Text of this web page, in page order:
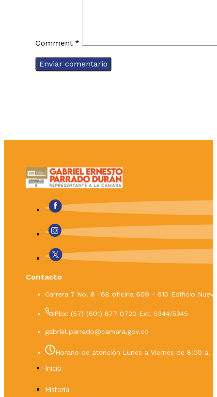
Comment *
Contacto
Carrera 7 No. 8 -68 oficina 609 - 610 Edificio
Pbx: (57) (601) 877 0720 Ext. 5344/5345
gabriel.parrado@camara.gov.co
Horario de atención Lunes a Viernes de 8:00 a.
Inicio
Historia